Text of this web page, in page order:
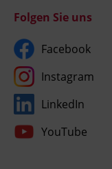
Folgen Sie uns
Facebook
Instagram
LinkedIn
YouTube